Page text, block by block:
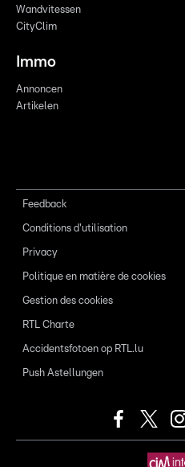
Wandvitessen
CityClim
Immo
Annoncen
Artikelen
Feedback
Conditions d'utilisation
Privacy
Politique en matière de cookies
Gestion des cookies
RTL Charte
Accidentsfotoen op RTL.lu
Push Astellungen